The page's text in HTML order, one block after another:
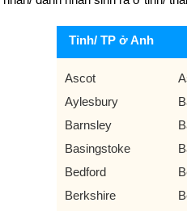
Tỉnh/ TP ở Anh
Ascot
Aylesbury
Barnsley
Basingstoke
Bedford
Berkshire